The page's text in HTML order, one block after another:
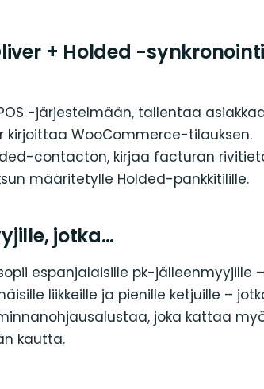
+ Holded -synkronointi
-järjestelmään, tallentaa
WooCommerce-tilauksen.
contacton, kirjaa facturan
määritetylle Holded-pankkitilille.
jotka…
espanjalaisille pk-jälleenmyyjille –
liikkeille ja pienille ketjuille –
joka kattaa
kautta.